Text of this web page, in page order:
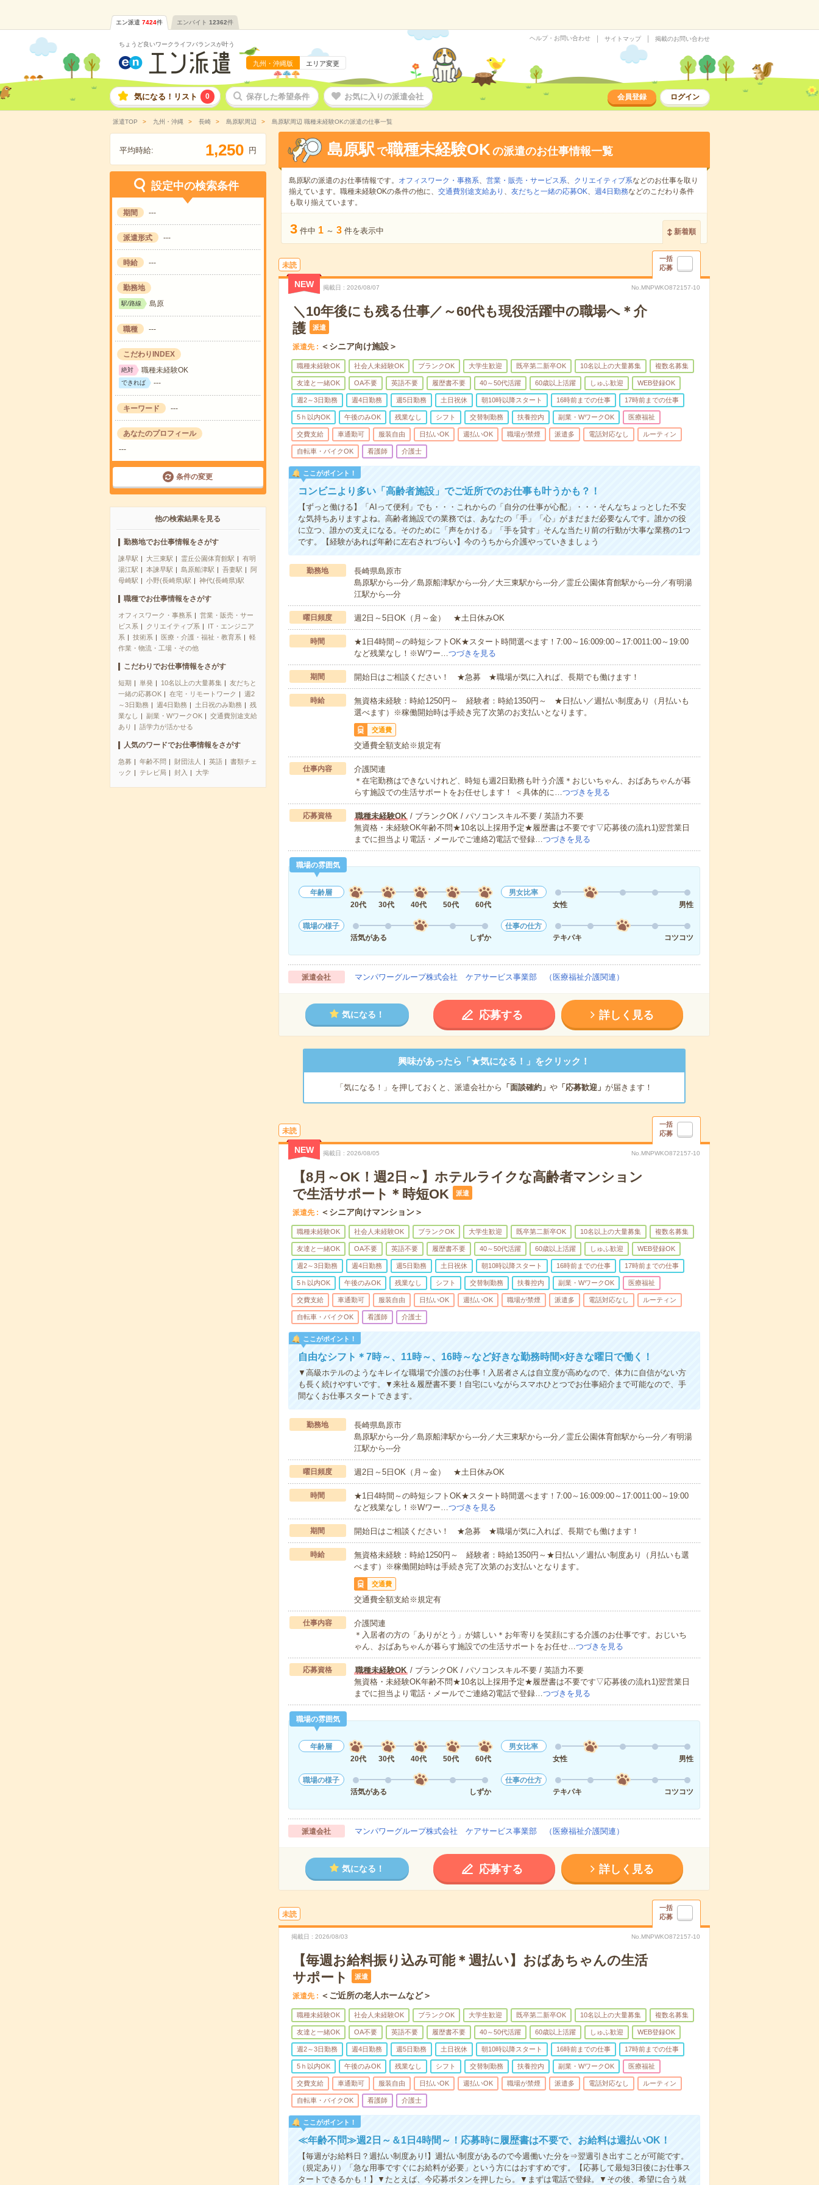
エン派遣 7424件 エンバイト 12362件
ちょうど良いワークライフバランスが叶う
九州・沖縄版 エリア変更
ヘルプ・お問い合わせ サイトマップ 掲載のお問い合わせ
気になる！リスト 0 保存した希望条件 お気に入りの派遣会社 会員登録 ログイン
派遣TOP 九州・沖縄 長崎 島原駅周辺 島原駅周辺 職種未経験OKの派遣の仕事一覧
平均時給: 1,250 円
設定中の検索条件
期間 ---
派遣形式 ---
時給 ---
勤務地
駅/路線 島原
職種 ---
こだわりINDEX
絶対 職種未経験OK
できれば ---
キーワード ---
あなたのプロフィール
---
条件の変更
他の検索結果を見る
勤務地でお仕事情報をさがす
諫早駅 大三東駅 霊丘公園体育館駅
有明
湯江駅
本諫早駅 島原船津駅 吾妻駅
阿
母崎駅
小野(長崎県)駅 神代(長崎県)駅
職種でお仕事情報をさがす
オフィスワーク・事務系
営業・販売・サー
ビス系
クリエイティブ系
IT・エンジニア
系
技術系 医療・介護・福祉・教育系
軽
作業・物流・工場・その他
こだわりでお仕事情報をさがす
短期 単発 10名以上の大量募集
友だちと
一緒の応募OK
在宅・リモートワーク
週2
～3日勤務
週4日勤務 土日祝のみ勤務
残
業なし
副業・WワークOK
交通費別途支給
あり
語学力が活かせる
人気のワードでお仕事情報をさがす
急募 年齢不問 財団法人 英語
書類チェ
ック
テレビ局 封入 大学
島原駅 で職種未経験OKの派遣のお仕事情報一覧
島原駅の派遣のお仕事情報です。 オフィスワーク・事務系、 営業・販売・サービス系、 クリエイティブ系などのお仕事を取り
揃えています。職種未経験OKの条件の他に、 交通費別途支給あり 、 友だちと一緒の応募OK、 週4日勤務などのこだわり条件
も取り揃えています。
3 件中 1 ～ 3 件を表示中 新着順
未読
一括
応募
NEW 掲載日 2026/08/07 No.MNPWKO872157-10
＼10年後にも残る仕事／～60代も現役活躍中の職場へ＊介
護
派遣
派遣先 ＜シニア向け施設＞
職種未経験OK 社会人未経験OK ブランクOK 大学生歓迎 既卒第二新卒OK 10名以上の大量募集 複数名募集
友達と一緒OK OA不要 英語不要 履歴書不要 40～50代活躍 60歳以上活躍 しゅふ歓迎 WEB登録OK
週2～3日勤務 週4日勤務 週5日勤務 土日祝休 朝10時以降スタート 16時前までの仕事 17時前までの仕事
5ｈ以内OK 午後のみOK 残業なし シフト 交替制勤務 扶養控内 副業・WワークOK 医療福祉
交費支給 車通勤可 服装自由 日払いOK 週払いOK 職場が禁煙 派遣多 電話対応なし ルーティン
自転車・バイクOK 看護師 介護士
ここがポイント！
コンビニより多い「高齢者施設」でご近所でのお仕事も叶うかも？！
【ずっと働ける】「AIって便利」でも・・・これからの「自分の仕事が心配」・・・そんなちょっとした不安
な気持ちありますよね。高齢者施設での業務では、あなたの「手」「心」がまだまだ必要なんです。誰かの役
に立つ、誰かの支えになる。そのために「声をかける」「手を貸す」そんな当たり前の行動が大事な業務の1つ
です。【経験があれば年齢に左右されづらい】今のうちから介護やっていきましょう
勤務地
長崎県島原市
島原駅から---分／島原船津駅から---分／大三東駅から---分／霊丘公園体育館駅から---分／有明湯
江駅から---分
曜日頻度 週2日～5日OK（月～金） ★土日休みOK
時間
★1日4時間～の時短シフトOK★スタート時間選べます！7:00～16:009:00～17:0011:00～19:00
など残業なし！※Wワー…つづきを見る
期間 開始日はご相談ください！ ★急募 ★職場が気に入れば、長期でも働けます！
時給
無資格未経験：時給1250円～ 経験者：時給1350円～ ★日払い／週払い制度あり（月払いも
選べます）※稼働開始時は手続き完了次第のお支払いとなります。
交通費
交通費全額支給※規定有
仕事内容
介護関連
＊在宅勤務はできないけれど、時短も週2日勤務も叶う介護＊おじいちゃん、おばあちゃんが暮
らす施設での生活サポートをお任せします！ ＜具体的に…つづきを見る
応募資格 職種未経験OK/ ブランクOK / パソコンスキル不要 / 英語力不要
無資格・未経験OK年齢不問★10名以上採用予定★履歴書は不要です▽応募後の流れ1)翌営業日
までに担当より電話・メールでご連絡2)電話で登録…つづきを見る
職場の雰囲気
年齢層
20代
30代 40代 50代 60代
男女比率
女性
男性
職場の様子
活気がある
しずか
仕事の仕方
テキパキ
コツコツ
派遣会社 マンパワーグループ株式会社 ケアサービス事業部 （医療福祉介護関連）
気になる！ 応募する 詳しく見る
興味があったら「★気になる！」をクリック！
「気になる！」を押しておくと、派遣会社から 「面談確約」 や「応募歓迎」 が届きます！
未読
一括
応募
NEW 掲載日 2026/08/05 No.MNPWKO872157-10
【8月～OK！週2日～】ホテルライクな高齢者マンション
で生活サポート＊時短OK
派遣
派遣先 ＜シニア向けマンション＞
職種未経験OK 社会人未経験OK ブランクOK 大学生歓迎 既卒第二新卒OK 10名以上の大量募集 複数名募集
友達と一緒OK OA不要 英語不要 履歴書不要 40～50代活躍 60歳以上活躍 しゅふ歓迎 WEB登録OK
週2～3日勤務 週4日勤務 週5日勤務 土日祝休 朝10時以降スタート 16時前までの仕事 17時前までの仕事
5ｈ以内OK 午後のみOK 残業なし シフト 交替制勤務 扶養控内 副業・WワークOK 医療福祉
交費支給 車通勤可 服装自由 日払いOK 週払いOK 職場が禁煙 派遣多 電話対応なし ルーティン
自転車・バイクOK 看護師 介護士
ここがポイント！
自由なシフト＊7時～、11時～、16時～など好きな勤務時間×好きな曜日で働く！
▼高級ホテルのようなキレイな職場で介護のお仕事！入居者さんは自立度が高めなので、体力に自信がない方
も長く続けやすいです。▼来社＆履歴書不要！自宅にいながらスマホひとつでお仕事紹介まで可能なので、手
間なくお仕事スタートできます。
勤務地
長崎県島原市
島原駅から---分／島原船津駅から---分／大三東駅から---分／霊丘公園体育館駅から---分／有明湯
江駅から---分
曜日頻度 週2日～5日OK（月～金） ★土日休みOK
時間
★1日4時間～の時短シフトOK★スタート時間選べます！7:00～16:009:00～17:0011:00～19:00
など残業なし！※Wワー…つづきを見る
期間 開始日はご相談ください！ ★急募 ★職場が気に入れば、長期でも働けます！
時給
無資格未経験：時給1250円～ 経験者：時給1350円～★日払い／週払い制度あり（月払いも選
べます）※稼働開始時は手続き完了次第のお支払いとなります。
交通費
交通費全額支給※規定有
仕事内容
介護関連
＊入居者の方の「ありがとう」が嬉しい＊お年寄りを笑顔にする介護のお仕事です。おじいち
ゃん、おばあちゃんが暮らす施設での生活サポートをお任せ…つづきを見る
応募資格 職種未経験OK/ ブランクOK / パソコンスキル不要 / 英語力不要
無資格・未経験OK年齢不問★10名以上採用予定★履歴書は不要です▽応募後の流れ1)翌営業日
までに担当より電話・メールでご連絡2)電話で登録…つづきを見る
職場の雰囲気
年齢層
20代
30代 40代 50代 60代
男女比率
女性
男性
職場の様子
活気がある
しずか
仕事の仕方
テキパキ
コツコツ
派遣会社 マンパワーグループ株式会社 ケアサービス事業部 （医療福祉介護関連）
気になる！ 応募する 詳しく見る
未読
一括
応募
掲載日 2026/08/03 No.MNPWKO872157-10
【毎週お給料振り込み可能＊週払い】おばあちゃんの生活
サポート
派遣
派遣先 ＜ご近所の老人ホームなど＞
職種未経験OK 社会人未経験OK ブランクOK 大学生歓迎 既卒第二新卒OK 10名以上の大量募集 複数名募集
友達と一緒OK OA不要 英語不要 履歴書不要 40～50代活躍 60歳以上活躍 しゅふ歓迎 WEB登録OK
週2～3日勤務 週4日勤務 週5日勤務 土日祝休 朝10時以降スタート 16時前までの仕事 17時前までの仕事
5ｈ以内OK 午後のみOK 残業なし シフト 交替制勤務 扶養控内 副業・WワークOK 医療福祉
交費支給 車通勤可 服装自由 日払いOK 週払いOK 職場が禁煙 派遣多 電話対応なし ルーティン
自転車・バイクOK 看護師 介護士
ここがポイント！
≪年齢不問≫週2日～＆1日4時間～！応募時に履歴書は不要で、お給料は週払いOK！
【毎週がお給料日？週払い制度あり!】週払い制度があるので今週働いた分を⇒翌週引き出すことが可能です。
（規定あり）「急な用事ですぐにお給料が必要」という方にはおすすめです。【応募して最短3日後にお仕事ス
タートできるかも！】▼たとえば、今応募ボタンを押したら。▼まずは電話で登録。▼その後、希望に合う就